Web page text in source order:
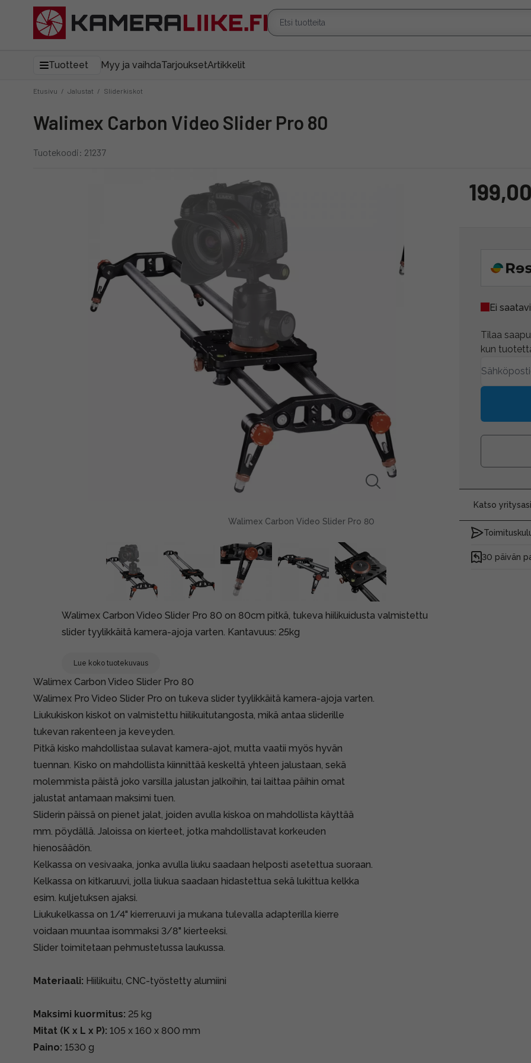
Tuotteet Myy ja vaihdaTarjouksetArtikkelit
Etusivu / Jalustat / Sliderkiskot
Walimex Carbon Video Slider Pro 80
Tuotekoodi: 21237
Walimex Carbon Video Slider Pro 80
Walimex Carbon Video Slider Pro 80 on 80cm pitkä, tukeva hiilikuidusta valmistettu
slider tyylikkäitä kamera-ajoja varten. Kantavuus: 25kg
Lue koko tuotekuvaus
Ei
Tilaa
kun
Katso
30 päivän
Walimex Carbon Video Slider Pro 80
Walimex Pro Video Slider Pro on tukeva slider tyylikkäitä kamera-ajoja varten.
Liukukiskon kiskot on valmistettu hiilikuitutangosta, mikä antaa sliderille
tukevan rakenteen ja keveyden.
Pitkä kisko mahdollistaa sulavat kamera-ajot, mutta vaatii myös hyvän
tuennan. Kisko on mahdollista kiinnittää keskeltä yhteen jalustaan, sekä
molemmista päistä joko varsilla jalustan jalkoihin, tai laittaa päihin omat
jalustat antamaan maksimi tuen.
Sliderin päissä on pienet jalat, joiden avulla kiskoa on mahdollista käyttää
mm. pöydällä. Jaloissa on kierteet, jotka mahdollistavat korkeuden
hienosäädön.
Kelkassa on vesivaaka, jonka avulla liuku saadaan helposti asetettua suoraan.
Kelkassa on kitkaruuvi, jolla liukua saadaan hidastettua sekä lukittua kelkka
esim. kuljetuksen ajaksi.
Liukukelkassa on 1/4" kierreruuvi ja mukana tulevalla adapterilla kierre
voidaan muuntaa isommaksi 3/8" kierteeksi.
Slider toimitetaan pehmustetussa laukussa.
Materiaali: Hiilikuitu, CNC-työstetty alumiini
Maksimi kuormitus: 25 kg
Mitat (K x L x P): 105 x 160 x 800 mm
Paino: 1530 g